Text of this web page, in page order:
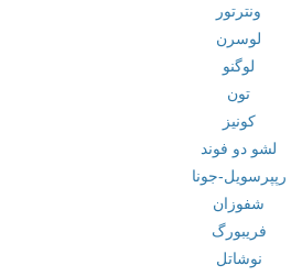
ونترتور
لوسرن
لوگنو
تون
کونیز
لشو دو فوند
رپپرسویل-جونا
شفوزان
فریبورگ
نوشاتل